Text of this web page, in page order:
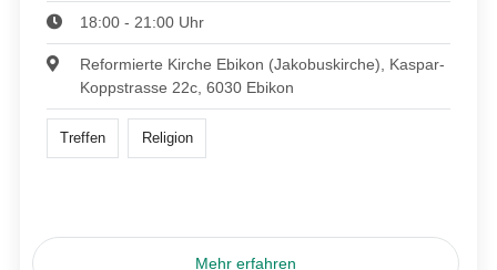
18:00 - 21:00 Uhr
Reformierte Kirche Ebikon (Jakobuskirche), Kaspar-
Koppstrasse 22c, 6030 Ebikon
Treffen Religion
Mehr erfahren